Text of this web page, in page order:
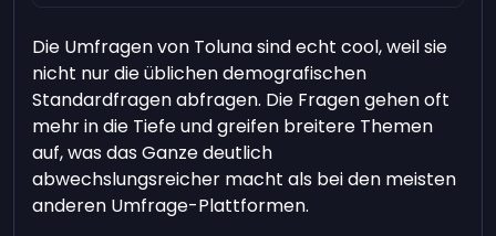
Die Umfragen von Toluna sind echt cool, weil sie
nicht nur die üblichen demografischen
Standardfragen abfragen. Die Fragen gehen oft
mehr in die Tiefe und greifen breitere Themen
auf, was das Ganze deutlich
abwechslungsreicher macht als bei den meisten
anderen Umfrage-Plattformen.